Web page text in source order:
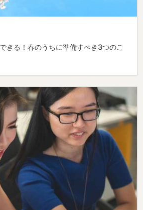
きる！春のうちに準備すべき3つのこ